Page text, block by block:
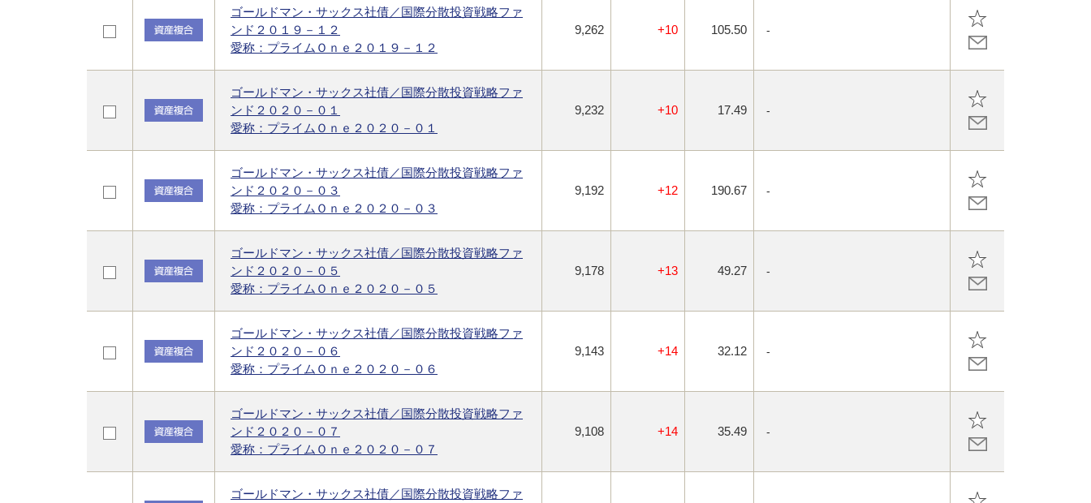
ゴールドマン・サックス社債／国際分散投資戦略ファ
ンド２０１９－１２
愛称：プライムＯｎｅ２０１９－１２
9,262 +10 105.50 -
ゴールドマン・サックス社債／国際分散投資戦略ファ
ンド２０２０－０１
愛称：プライムＯｎｅ２０２０－０１
9,232 +10 17.49 -
ゴールドマン・サックス社債／国際分散投資戦略ファ
ンド２０２０－０３
愛称：プライムＯｎｅ２０２０－０３
9,192 +12 190.67 -
ゴールドマン・サックス社債／国際分散投資戦略ファ
ンド２０２０－０５
愛称：プライムＯｎｅ２０２０－０５
9,178 +13 49.27 -
ゴールドマン・サックス社債／国際分散投資戦略ファ
ンド２０２０－０６
愛称：プライムＯｎｅ２０２０－０６
9,143 +14 32.12 -
ゴールドマン・サックス社債／国際分散投資戦略ファ
ンド２０２０－０７
愛称：プライムＯｎｅ２０２０－０７
9,108 +14 35.49 -
ゴールドマン・サックス社債／国際分散投資戦略ファ